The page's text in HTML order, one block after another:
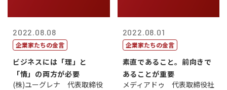
2022.08.08
企業家たちの金言
ビジネスには「理」と
「情」の両方が必要
(株)ユーグレナ 代表取締役
2022.08.01
企業家たちの金言
素直であること。前向きで
あることが重要
メディアドゥ 代表取締役社